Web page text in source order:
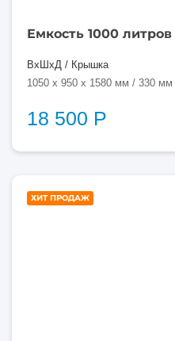
Емкость 1000
ВхШхД / Крышка
1050 x 950 x 1580 мм / 330 мм
18 500 Р
ХИТ ПРОДАЖ